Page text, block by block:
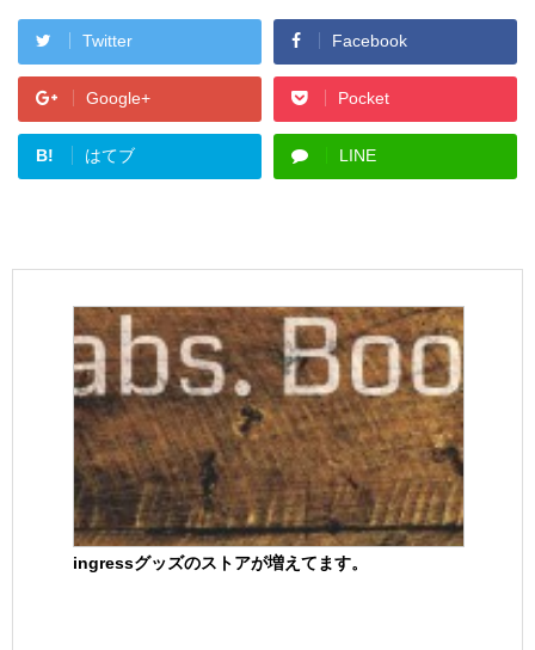
Twitter Facebook
Google+ Pocket
B! はてブ LINE
ingressグッズのストアが増えてます。